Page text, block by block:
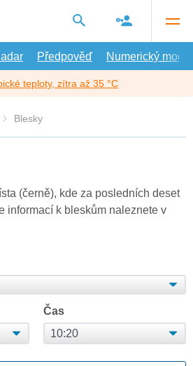
Předpověď Numerický model
teploty, zítra až 35 °C
Blesky
(černě), kde za posledních deset
informací k bleskům naleznete v
Čas